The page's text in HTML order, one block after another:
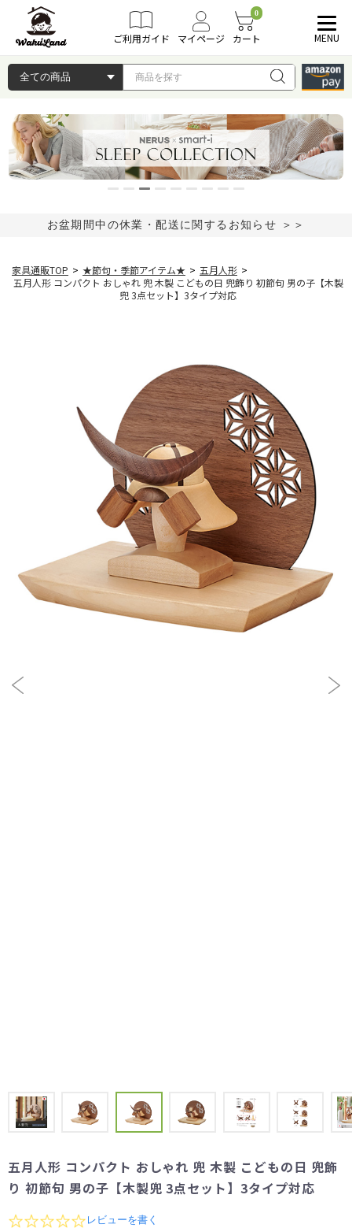
ご利用ガイド マイページ
0
カート MENU
お盆期間中の休業・配送に関するお知らせ ＞＞
家具通販TOP > ★節句・季節アイテム★ > 五月人形 >
五月人形 コンパクト おしゃれ 兜 木製 こどもの日 兜飾り 初節句 男の子【木製
兜 3点セット】3タイプ対応
五月人形 コンパクト おしゃれ 兜 木製 こどもの日 兜飾
り 初節句 男の子【木製兜 3点セット】3タイプ対応
0.0
レビューを書く